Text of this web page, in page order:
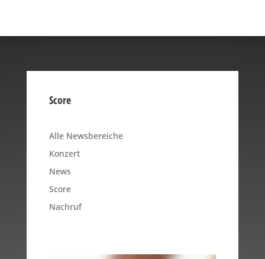
Score
Alle Newsbereiche
Konzert
News
Score
Nachruf